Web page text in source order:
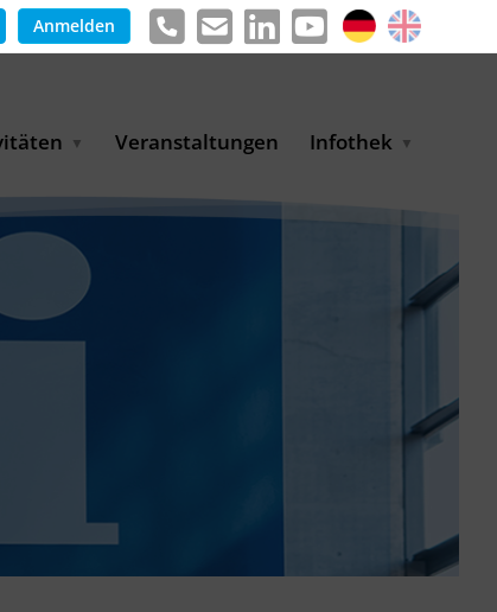
Anmelden
Veranstaltungen Infothek
Informationen